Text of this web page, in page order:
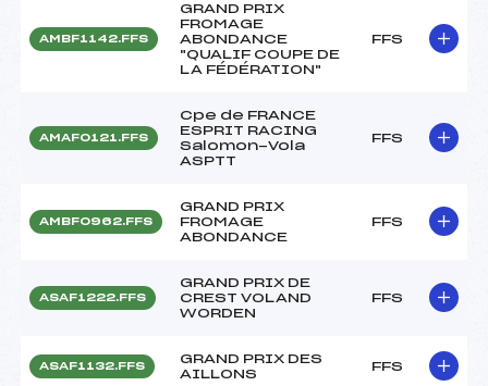
AMBF1142.FFS
GRAND PRIX
FROMAGE
ABONDANCE
"QUALIF COUPE DE
LA FÉDÉRATION"
FFS
AMAF0121.FFS
Cpe de FRANCE
ESPRIT RACING
Salomon-Vola
ASPTT
FFS
AMBF0962.FFS
GRAND PRIX
FROMAGE
ABONDANCE
FFS
ASAF1222.FFS
GRAND PRIX DE
CREST VOLAND
WORDEN
FFS
ASAF1132.FFS
GRAND PRIX DES
AILLONS
FFS